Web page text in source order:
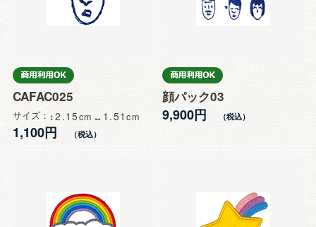
CAFAC025
サイズ 2.15 1.51
1,100円
顔パック03
9,900円